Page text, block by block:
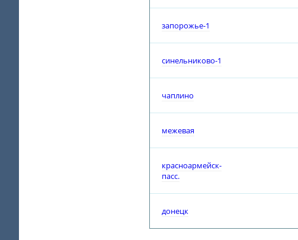
запорожье-1
синельниково-1
чаплино
межевая
красноармейск-
пасс.
донецк